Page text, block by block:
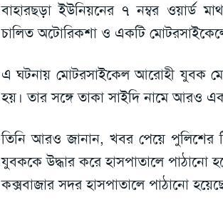
বাহারছড়া ইউনিয়নের ৭ নম্বর ওয়ার্ড
চালিত অটোরিকশা ও একটি
এ ঘটনায় মোটরসাইকেল আরোহী যুবক
হয়। তার সঙ্গে তাকা সাইদি নামে
তিনি আরও জানান, খবর পেয়ে পুলিশের
যুবককে উদ্ধার করে হাসপাতালে পাঠানো
কক্সবাজার সদর হাসপাতালে পাঠানো